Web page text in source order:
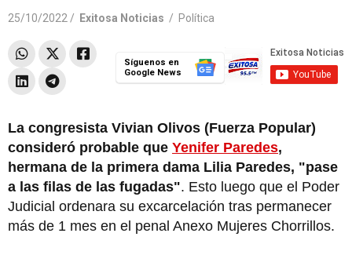
25/10/2022 / Exitosa Noticias / Política
Síguenos en
Google News
La congresista Vivian Olivos (Fuerza Popular)
consideró probable que Yenifer Paredes,
hermana de la primera dama Lilia Paredes, "pase
a las filas de las fugadas". Esto luego que el Poder
Judicial ordenara su excarcelación tras permanecer
más de 1 mes en el penal Anexo Mujeres Chorrillos.